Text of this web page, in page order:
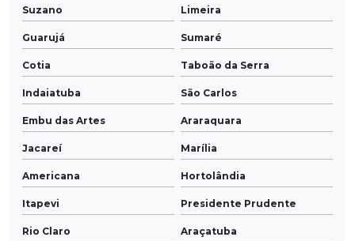
Suzano Limeira
Guarujá Sumaré
Cotia Taboão da Serra
Indaiatuba São Carlos
Embu das Artes Araraquara
Jacareí Marília
Americana Hortolândia
Itapevi Presidente Prudente
Rio Claro Araçatuba